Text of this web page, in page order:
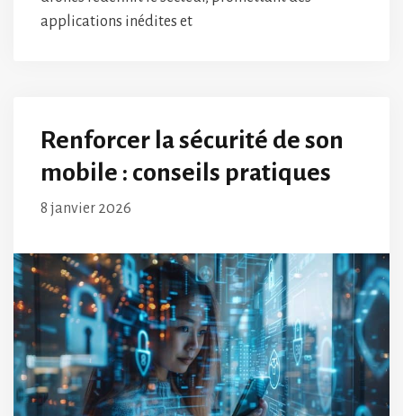
applications inédites et
Renforcer la sécurité de son
mobile : conseils pratiques
8 janvier 2026